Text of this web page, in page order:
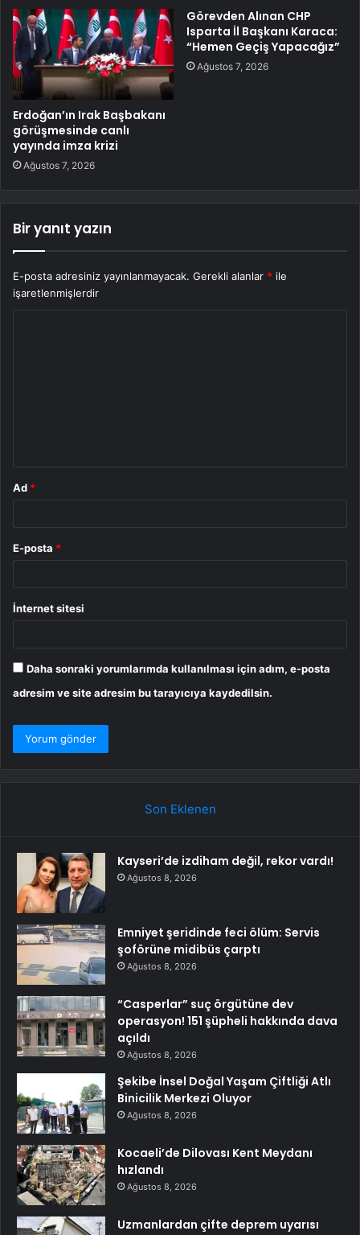
Erdoğan’ın Irak Başbakanı
görüşmesinde canlı
yayında imza krizi
Ağustos 7, 2026
Görevden Alınan CHP
Isparta İl Başkanı Karaca:
“Hemen Geçiş Yapacağız”
Ağustos 7, 2026
Bir yanıt yazın
E-posta adresiniz yayınlanmayacak. Gerekli alanlar * ile
işaretlenmişlerdir
Ad *
E-posta *
İnternet sitesi
Daha sonraki yorumlarımda kullanılması için adım, e-posta
adresim ve site adresim bu tarayıcıya kaydedilsin.
Son Eklenen
Kayseri’de izdiham değil, rekor vardı!
Ağustos 8, 2026
Emniyet şeridinde feci ölüm: Servis
şoförüne midibüs çarptı
Ağustos 8, 2026
“Casperlar” suç örgütüne dev
operasyon! 151 şüpheli hakkında dava
açıldı
Ağustos 8, 2026
Şekibe İnsel Doğal Yaşam Çiftliği Atlı
Binicilik Merkezi Oluyor
Ağustos 8, 2026
Kocaeli’de Dilovası Kent Meydanı
hızlandı
Ağustos 8, 2026
Uzmanlardan çifte deprem uyarısı